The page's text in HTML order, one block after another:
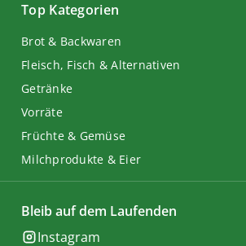
Top Kategorien
Brot & Backwaren
Fleisch, Fisch & Alternativen
Getränke
Vorräte
Früchte & Gemüse
Milchprodukte & Eier
Bleib auf dem Laufenden
Instagram